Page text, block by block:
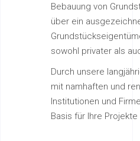
Bebauung von
über ein
sowohl privater als
Durch unsere
mit namhaften und
Institutionen und
Basis für Ihre Projekte